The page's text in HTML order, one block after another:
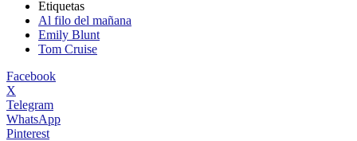
Etiquetas
Al filo del mañana
Emily Blunt
Tom Cruise
Facebook
X
Telegram
WhatsApp
Pinterest